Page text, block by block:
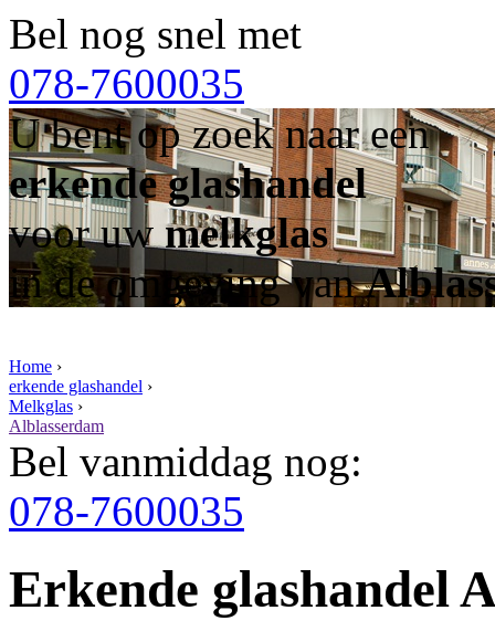
Bel nog snel met
078-7600035
U bent op zoek naar een
erkende glashandel
voor uwmelkglas
in de omgeving van
Home ›
erkende glashandel ›
Melkglas ›
Alblasserdam
Bel vanmiddag nog:
078-7600035
Erkende glashandel